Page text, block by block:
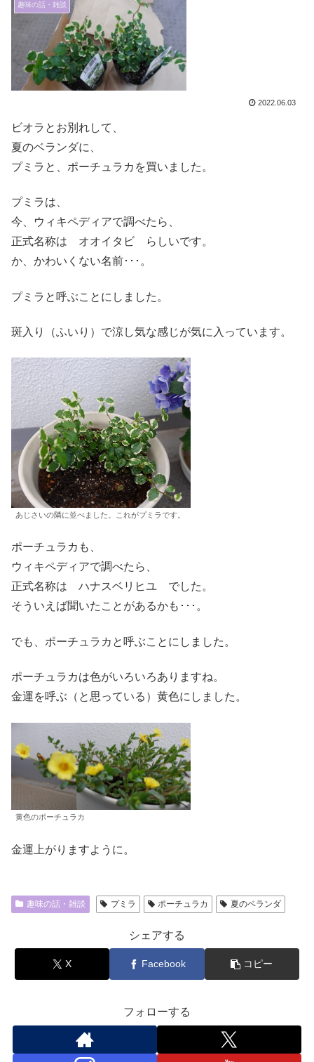
趣味の話・雑談
2022.06.03
ビオラとお別れして、
夏のベランダに、
プミラと、ポーチュラカを買いました。
プミラは、
今、ウィキペディアで調べたら、
正式名称は オオイタビ らしいです。
か、かわいくない名前･･･。
プミラと呼ぶことにしました。
斑入り（ふいり）で涼し気な感じが気に入っています。
あじさいの隣に並べました。これがプミラです。
ポーチュラカも、
ウィキペディアで調べたら、
正式名称は ハナスベリヒユ でした。
そういえば聞いたことがあるかも･･･。
でも、ポーチュラカと呼ぶことにしました。
ポーチュラカは色がいろいろありますね。
金運を呼ぶ（と思っている）黄色にしました。
黄色のポーチュラカ
金運上がりますように。
趣味の話・雑談 プミラ ポーチュラカ 夏のベランダ
シェアする
X Facebook コピー
フォローする